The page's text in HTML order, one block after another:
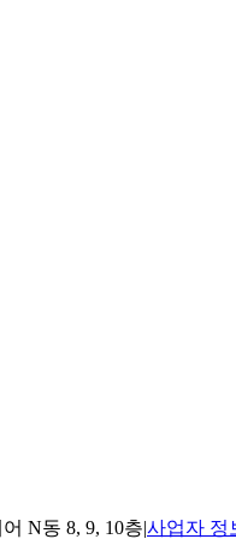
N동 8, 9, 10층|사업자 정